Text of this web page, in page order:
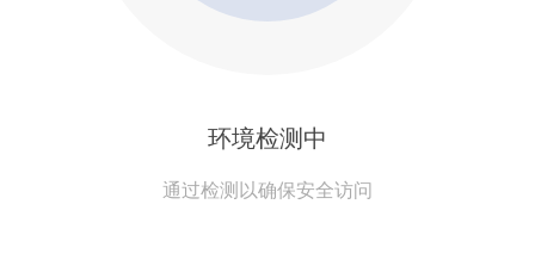
环境检测中
通过检测以确保安全访问